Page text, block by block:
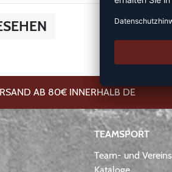
AB 80€ INNERHALB DE
TEAMSPORT
Team- und